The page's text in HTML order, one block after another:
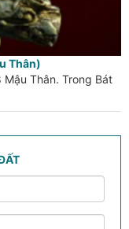
Thân)
Thân. Trong Bát